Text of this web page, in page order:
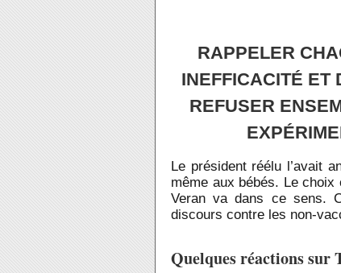
RAPPELER
INEFFICACITÉ ET
REFUSER
Le président réélu l’avait
même aux bébés. Le
Veran va dans ce sens.
discours contre les non-
Quelques réactions sur